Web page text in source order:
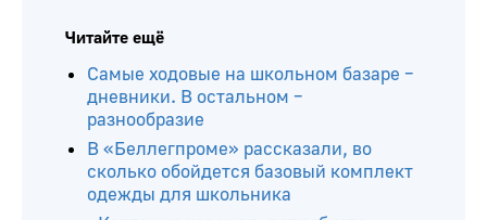
Читайте ещё
Самые ходовые на школьном базаре –
дневники. В остальном –
разнообразие
В «Беллегпроме» рассказали, во
сколько обойдется базовый комплект
одежды для школьника